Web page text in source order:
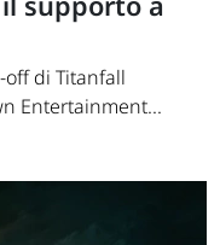
off di Titanfall
Entertainment...